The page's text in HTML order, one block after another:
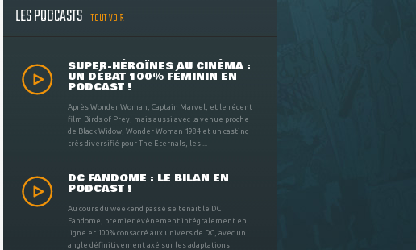
LES PODCASTS TOUT VOIR
SUPER-HÉROÏNES AU CINÉMA :
UN DÉBAT 100% FÉMININ EN
PODCAST !
Après Wonder Woman, Captain Marvel, et le récent
film Birds of Prey, mais aussi avec la venue proche
de Black Widow, Wonder Woman 1984 et un casting
très diversifié pour The Eternals, les ...
DC FANDOME : LE BILAN EN
PODCAST !
Au cours du weekend passé se tenait le DC
Fandome, premier évènement intégralement en
ligne et 100% consacré aux univers de DC, avec un
angle définitivement axé sur les adaptations